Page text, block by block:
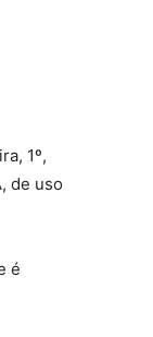
1º,
de uso
é